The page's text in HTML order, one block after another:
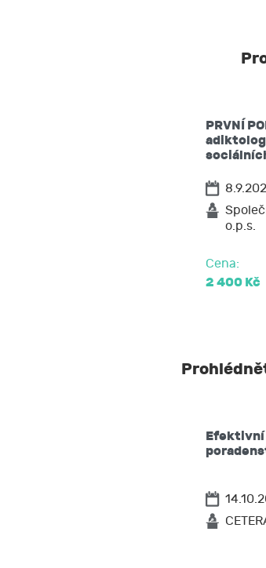
PRVNÍ
o.p.s.
Cena:
2 400 Kč